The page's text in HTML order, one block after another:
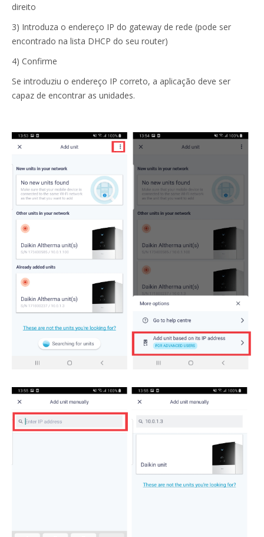
direito
3) Introduza o endereço IP do gateway de rede (pode ser
encontrado na lista DHCP do seu router)
4) Confirme
Se introduziu o endereço IP correto, a aplicação deve ser
capaz de encontrar as unidades.